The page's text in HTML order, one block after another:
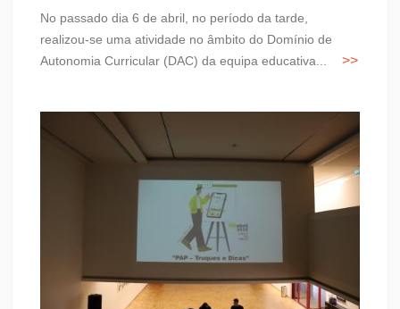
No passado dia 6 de abril, no período da tarde,
realizou-se uma atividade no âmbito do Domínio de
Autonomia Curricular (DAC) da equipa educativa...